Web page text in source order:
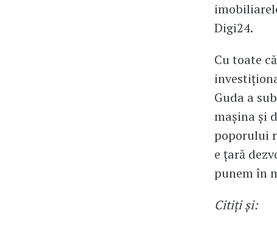
Digi24.
Cu toate
Guda a
mașina și
poporului
e țară
punem în
Citiți și: